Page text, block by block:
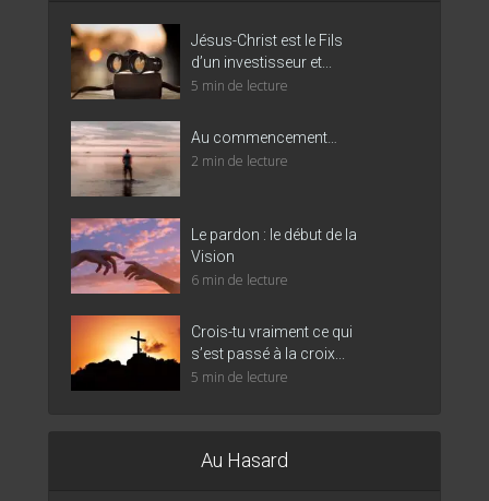
Jésus-Christ est le Fils
d’un investisseur et...
5 min de lecture
Au commencement…
2 min de lecture
Le pardon : le début de la
Vision
6 min de lecture
Crois-tu vraiment ce qui
s’est passé à la croix...
5 min de lecture
Au Hasard